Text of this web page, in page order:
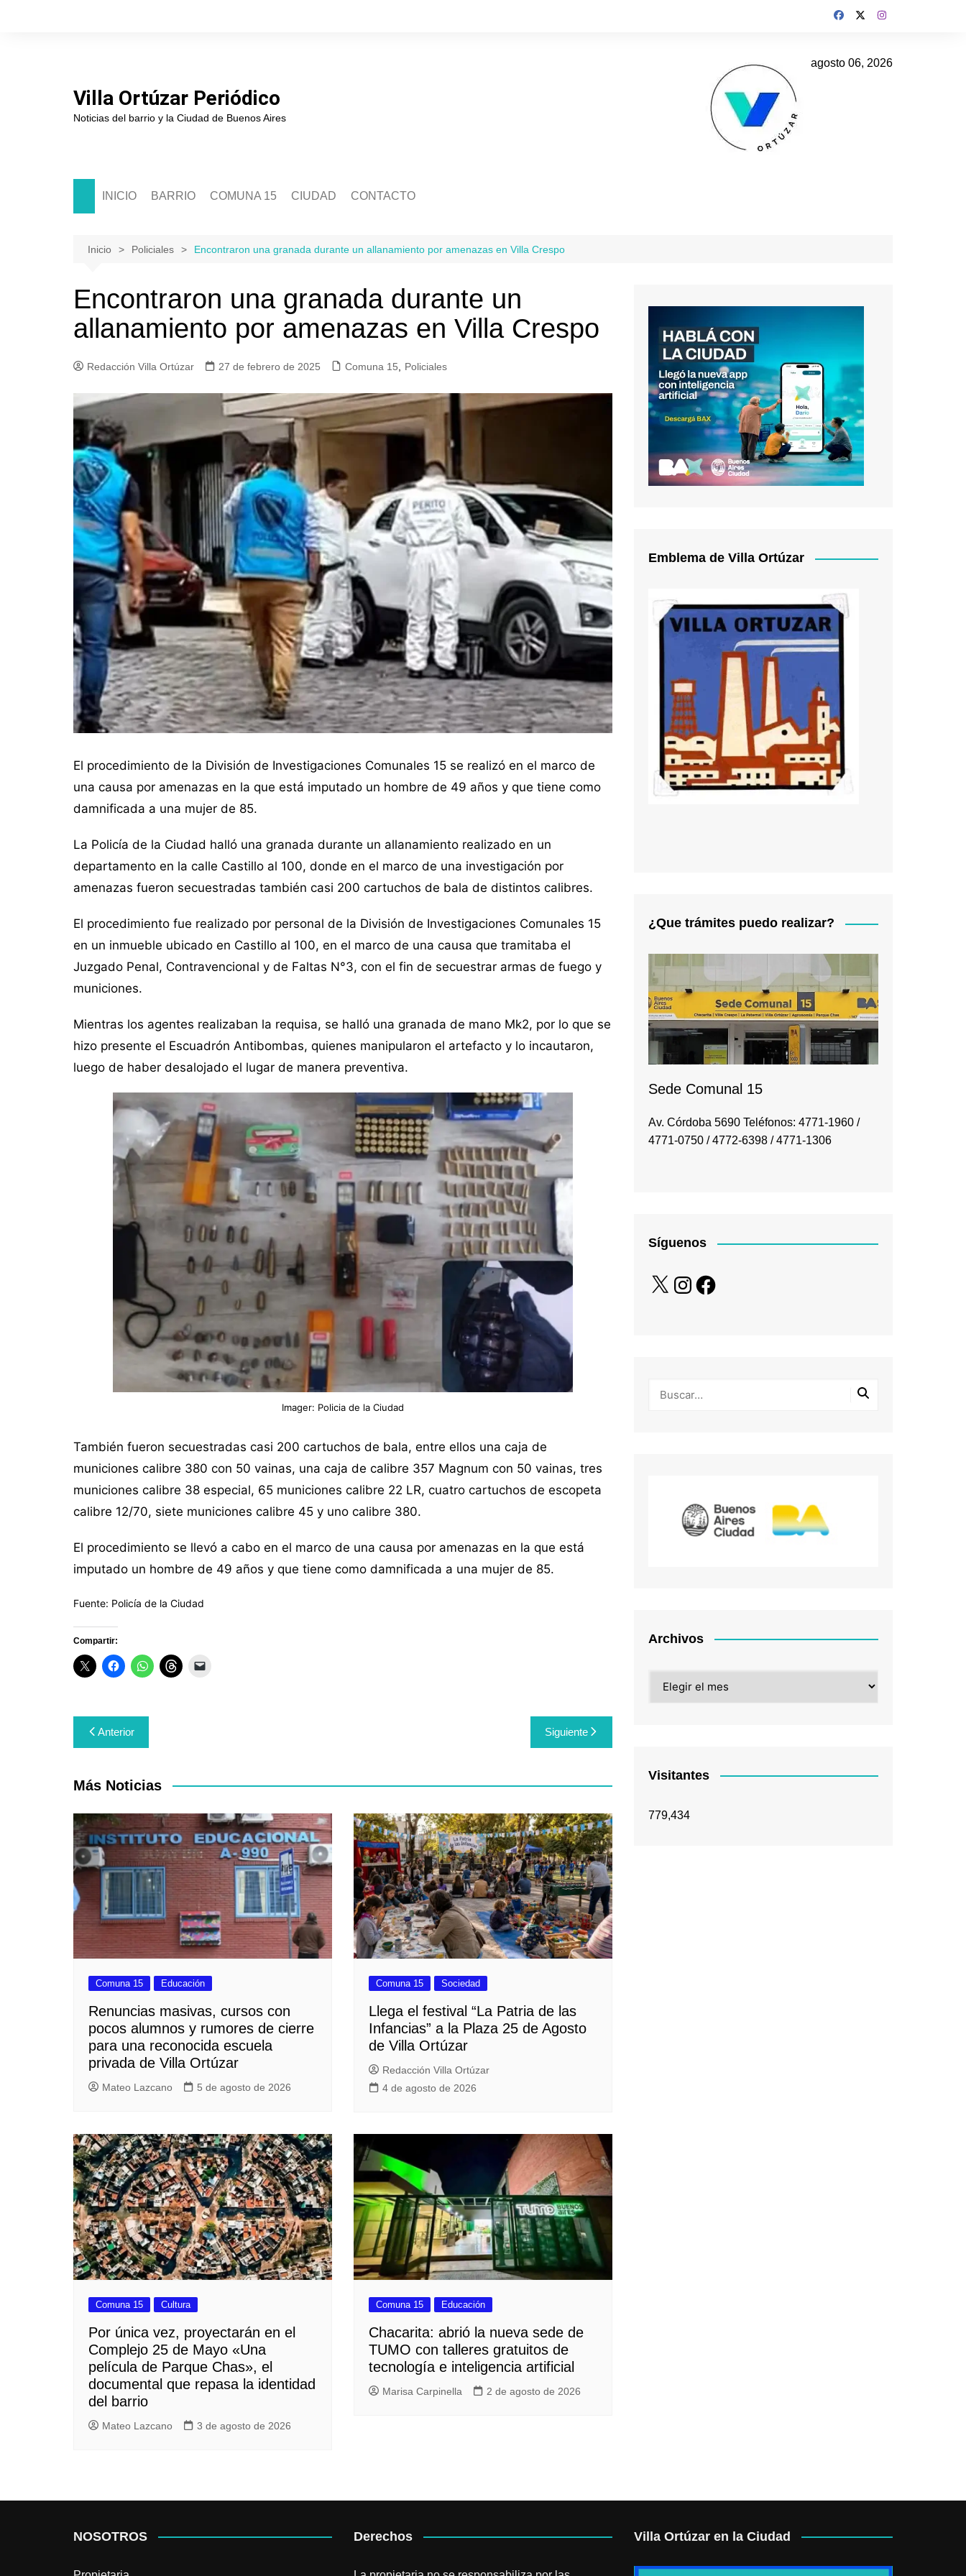
Villa Ortúzar Periódico
Noticias del barrio y la Ciudad de Buenos Aires
agosto 06, 2026
INICIO BARRIO
Junta de Estudios Históricos
Escuelas
Clubes
COMUNA 15
Junta Comunal 15
CIUDAD
Ecología
Justicia
Policiales
Política
Economía
Cultura
Educación
Deportes
CONTACTO
Inicio Policiales Encontraron una granada durante un allanamiento por amenazas en Villa Crespo
Encontraron una granada durante un
allanamiento por amenazas en Villa Crespo
Redacción Villa Ortúzar 27 de febrero de 2025 Comuna 15 Policiales
El procedimiento de la División de Investigaciones Comunales 15 se realizó en el marco de
una causa por amenazas en la que está imputado un hombre de 49 años y que tiene como
damnificada a una mujer de 85.
La Policía de la Ciudad halló una granada durante un allanamiento realizado en un
departamento en la calle Castillo al 100, donde en el marco de una investigación por
amenazas fueron secuestradas también casi 200 cartuchos de bala de distintos calibres.
El procedimiento fue realizado por personal de la División de Investigaciones Comunales 15
en un inmueble ubicado en Castillo al 100, en el marco de una causa que tramitaba el
Juzgado Penal, Contravencional y de Faltas N°3, con el fin de secuestrar armas de fuego y
municiones.
Mientras los agentes realizaban la requisa, se halló una granada de mano Mk2, por lo que se
hizo presente el Escuadrón Antibombas, quienes manipularon el artefacto y lo incautaron,
luego de haber desalojado el lugar de manera preventiva.
Imager: Policia de la Ciudad
También fueron secuestradas casi 200 cartuchos de bala, entre ellos una caja de
municiones calibre 380 con 50 vainas, una caja de calibre 357 Magnum con 50 vainas, tres
municiones calibre 38 especial, 65 municiones calibre 22 LR, cuatro cartuchos de escopeta
calibre 12/70, siete municiones calibre 45 y uno calibre 380.
El procedimiento se llevó a cabo en el marco de una causa por amenazas en la que está
imputado un hombre de 49 años y que tiene como damnificada a una mujer de 85.
Fuente: Policía de la Ciudad
Compartir:
Navegación
de
entradas
Anterior Siguiente
Más Noticias
Comuna 15 Educación
Renuncias masivas, cursos con
pocos alumnos y rumores de cierre
para una reconocida escuela
privada de Villa Ortúzar
Mateo Lazcano 5 de agosto de 2026
Comuna 15 Sociedad
Llega el festival “La Patria de las
Infancias” a la Plaza 25 de Agosto
de Villa Ortúzar
Redacción Villa Ortúzar
4 de agosto de 2026
Comuna 15 Cultura
Por única vez, proyectarán en el
Complejo 25 de Mayo «Una
película de Parque Chas», el
documental que repasa la identidad
del barrio
Mateo Lazcano 3 de agosto de 2026
Comuna 15 Educación
Chacarita: abrió la nueva sede de
TUMO con talleres gratuitos de
tecnología e inteligencia artificial
Marisa Carpinella 2 de agosto de 2026
Emblema de Villa Ortúzar
¿Que trámites puedo realizar?
Sede Comunal 15
Av. Córdoba 5690 Teléfonos: 4771-1960 /
4771-0750 / 4772-6398 / 4771-1306
Síguenos
X InstagramFacebook
Archivos
Visitantes
779,434
NOSOTROS Derechos Villa Ortúzar en la Ciudad